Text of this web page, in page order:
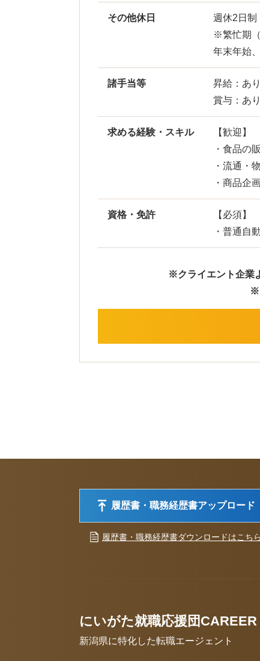
その他休日
週休2日制
※繁忙期
年末年始
諸手当等
昇給：あり
賞与：あ
求める経験・スキル
【歓迎】
・食品の
・流通・
・商品企
資格・免許
【必須】
・普通自
※クライエント企業
※
履歴書・職務経歴書アップロード
履歴書・職務経歴書ダウンロードはこちら
にいがた就職応援団CAREER
新潟県に特化した転職エージェント